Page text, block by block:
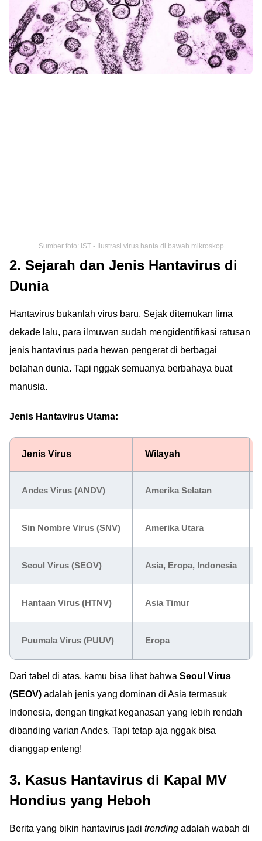
Sumber foto: IST - Ilustrasi virus hanta di bawah mikroskop
2. Sejarah dan Jenis Hantavirus di
Dunia
Hantavirus bukanlah virus baru. Sejak ditemukan lima
dekade lalu, para ilmuwan sudah mengidentifikasi ratusan
jenis hantavirus pada hewan pengerat di berbagai
belahan dunia. Tapi nggak semuanya berbahaya buat
manusia.
Jenis Hantavirus Utama:
Jenis Virus Wilayah
Andes Virus (ANDV) Amerika Selatan
Sin Nombre Virus (SNV) Amerika Utara
Seoul Virus (SEOV) Asia, Eropa, Indonesia
Hantaan Virus (HTNV) Asia Timur
Puumala Virus (PUUV) Eropa
Dari tabel di atas, kamu bisa lihat bahwa Seoul Virus
(SEOV) adalah jenis yang dominan di Asia termasuk
Indonesia, dengan tingkat keganasan yang lebih rendah
dibanding varian Andes. Tapi tetap aja nggak bisa
dianggap enteng!
3. Kasus Hantavirus di Kapal MV
Hondius yang Heboh
Berita yang bikin hantavirus jadi trending adalah wabah di